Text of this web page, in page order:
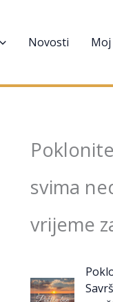
Novosti
svima
vrijeme